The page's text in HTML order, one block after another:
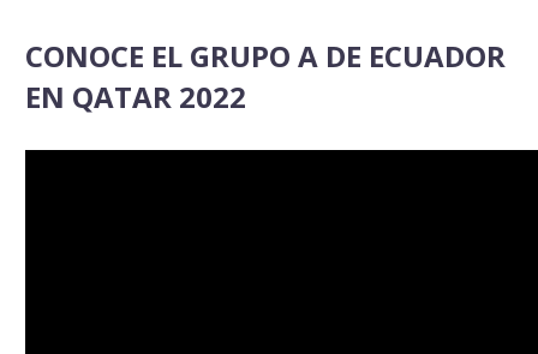
CONOCE EL GRUPO A DE ECUADOR
EN QATAR 2022